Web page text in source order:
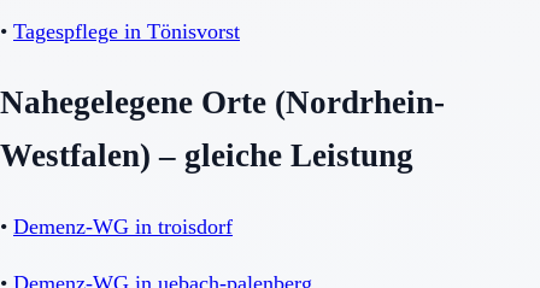
• Tagespflege in Tönisvorst
Nahegelegene Orte (Nordrhein-
Westfalen) – gleiche Leistung
• Demenz-WG in troisdorf
• Demenz-WG in uebach-palenberg